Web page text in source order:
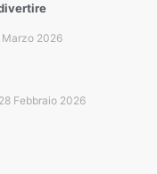
Marzo 2026
28 Febbraio 2026